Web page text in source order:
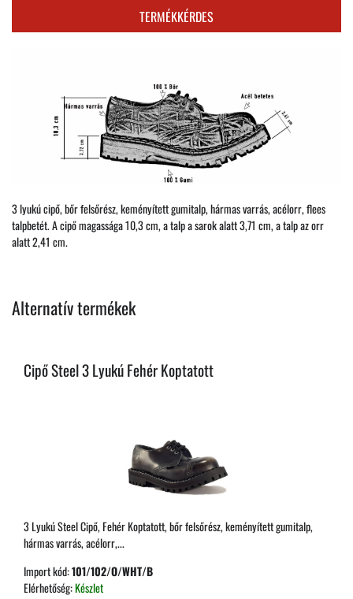
TERMÉKKÉRDES
3 lyukú cipő, bőr felsőrész, keményített gumitalp, hármas varrás, acélorr, flees
talpbetét. A cipő magassága 10,3 cm, a talp a sarok alatt 3,71 cm, a talp az orr
alatt 2,41 cm.
Alternatív termékek
Cipő Steel 3 Lyukú Fehér Koptatott
3 Lyukú Steel Cipő, Fehér Koptatott, bőr felsőrész, keményített gumitalp,
hármas varrás, acélorr,...
Import kód:101/102/O/WHT/B
Elérhetőség:Készlet